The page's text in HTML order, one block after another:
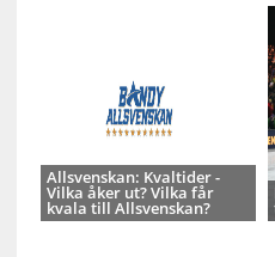
Allsvenskan: Kvaltider -
Vilka åker ut? Vilka får
kvala till Allsvenskan?